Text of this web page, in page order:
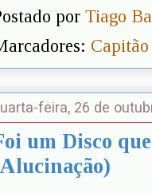
por Tiago
feira, 26 de
um Disco